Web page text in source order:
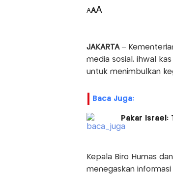
AAA
JAKARTA–
media sosial, ihwal
untuk menimbulkan
Baca Juga:
Pakar
Kepala Biro Humas
menegaskan